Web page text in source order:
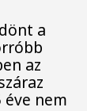
a
az
nem